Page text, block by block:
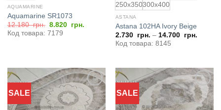
AQUAMARINE
Aquamarine SR1073
12.180грн. Первоначальная
цена
составляла
8.820 грн.Текущая
Код товара: 7179
250x350300x400
ASTANA
Astana 102HA Ivory Beige
2.730 грн. – 14.700 грн.
Код товара: 8145
SALE
Добавить
избранное
SALE
Добавить
в
избранное